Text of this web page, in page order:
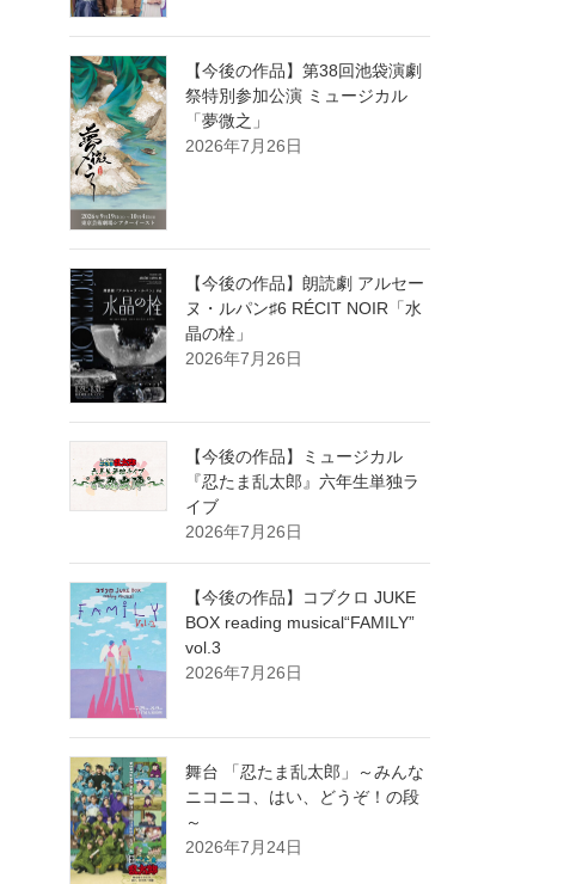
【今後の作品】第38回池袋演劇
祭特別参加公演 ミュージカル
「夢微之」
2026年7月26日
【今後の作品】朗読劇 アルセー
ヌ・ルパン♯6 RÉCIT NOIR「水
晶の栓」
2026年7月26日
【今後の作品】ミュージカル
『忍たま乱太郎』六年生単独ラ
イブ
2026年7月26日
【今後の作品】コブクロ JUKE
BOX reading musical“FAMILY”
vol.3
2026年7月26日
舞台 「忍たま乱太郎」～みんな
ニコニコ、はい、どうぞ！の段
～
2026年7月24日